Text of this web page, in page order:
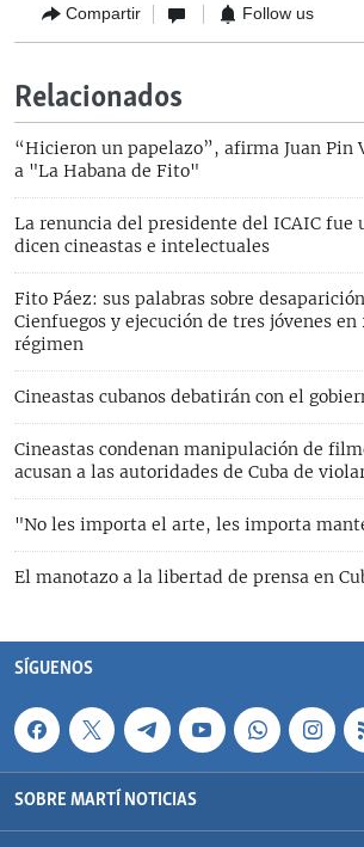
Compartir Follow us
Relacionados
“Hicieron un papelazo”, afirma Juan Pin
a "La Habana de Fito"
La renuncia del presidente del ICAIC fue
dicen cineastas e intelectuales
Fito Páez: sus palabras sobre
Cienfuegos y ejecución de tres jóvenes
régimen
Cineastas cubanos debatirán con el
Cineastas condenan manipulación de
acusan a las autoridades de Cuba de
"No les importa el arte, les importa
El manotazo a la libertad de prensa en
SÍGUENOS
SOBRE MARTÍ NOTICIAS